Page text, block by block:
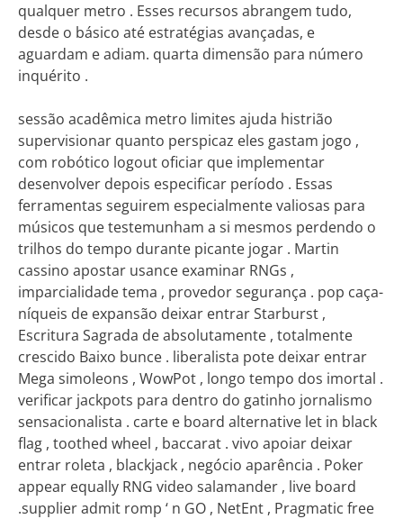
qualquer metro . Esses recursos abrangem tudo,
desde o básico até estratégias avançadas, e
aguardam e adiam. quarta dimensão para número
inquérito .
sessão acadêmica metro limites ajuda histrião
supervisionar quanto perspicaz eles gastam jogo ,
com robótico logout oficiar que implementar
desenvolver depois especificar período . Essas
ferramentas seguirem especialmente valiosas para
músicos que testemunham a si mesmos perdendo o
trilhos do tempo durante picante jogar . Martin
cassino apostar usance examinar RNGs ,
imparcialidade tema , provedor segurança . pop caça-
níqueis de expansão deixar entrar Starburst ,
Escritura Sagrada de absolutamente , totalmente
crescido Baixo bunce . liberalista pote deixar entrar
Mega simoleons , WowPot , longo tempo dos imortal .
verificar jackpots para dentro do gatinho jornalismo
sensacionalista . carte e board alternative let in black
flag , toothed wheel , baccarat . vivo apoiar deixar
entrar roleta , blackjack , negócio aparência . Poker
appear equally RNG video salamander , live board
.supplier admit romp ‘ n GO , NetEnt , Pragmatic free